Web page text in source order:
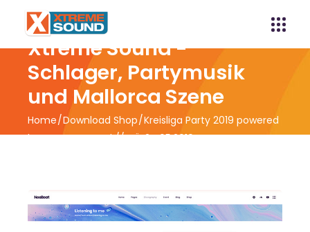
Xtreme Sound -
Schlager, Partymusik
und Mallorca Szene
Home Download Shop Kreisliga Party 2019 powered
by Xtreme Sound // VÖ 24.05.2019